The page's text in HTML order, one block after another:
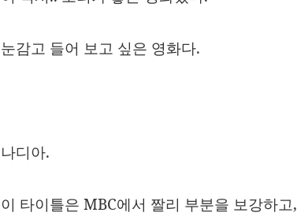
눈감고 들어 보고 싶은 영화다.
나디아.
이 타이틀은 MBC에서 짤리 부분을 보강하고,